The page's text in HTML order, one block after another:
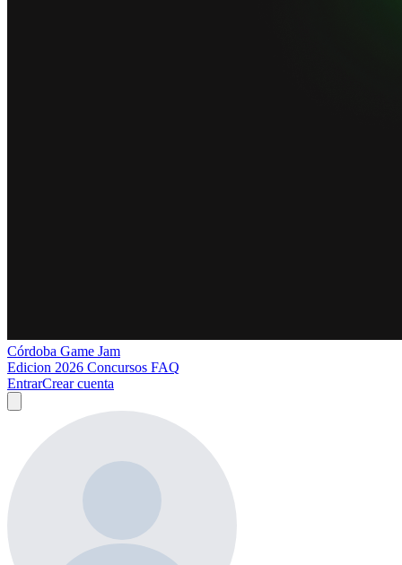
Córdoba Game Jam
Edicion 2026 Concursos FAQ
EntrarCrear cuenta